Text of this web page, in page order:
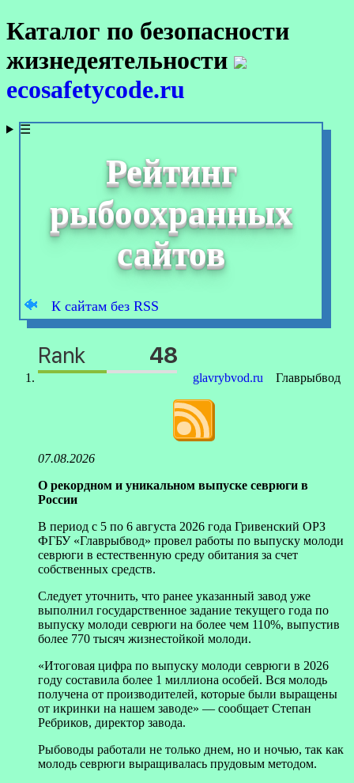
Каталог по безопасности
жизнедеятельности
ecosafetycode.ru
☰
Рейтинг
рыбоохранных
сайтов
К сайтам без RSS
glavrybvod.ru Главрыбвод
07.08.2026
О рекордном и уникальном выпуске севрюги в
России
В период с 5 по 6 августа 2026 года Гривенский ОРЗ
ФГБУ «Главрыбвод» провел работы по выпуску молоди
севрюги в естественную среду обитания за счет
собственных средств.
Следует уточнить, что ранее указанный завод уже
выполнил государственное задание текущего года по
выпуску молоди севрюги на более чем 110%, выпустив
более 770 тысяч жизнестойкой молоди.
«Итоговая цифра по выпуску молоди севрюги в 2026
году составила более 1 миллиона особей. Вся молодь
получена от производителей, которые были выращены
от икринки на нашем заводе» — сообщает Степан
Ребриков, директор завода.
Рыбоводы работали не только днем, но и ночью, так как
молодь севрюги выращивалась прудовым методом.